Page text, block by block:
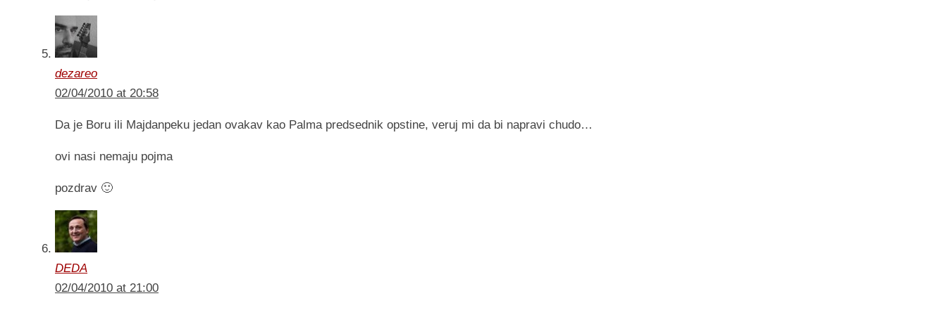
dezareo
02/04/2010 at 20:58
Da je Boru ili Majdanpeku jedan ovakav kao Palma predsednik opstine, veruj mi da bi napravi chudo…
ovi nasi nemaju pojma
pozdrav 🙂
DEDA
02/04/2010 at 21:00